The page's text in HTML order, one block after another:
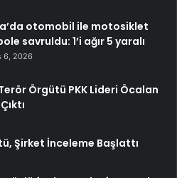
otomobil ile motosiklet
savruldu: 1’i ağır 5 yaralı
6, 2026
Örgütü PKK Lideri Öcalan
Şirket İnceleme Başlattı